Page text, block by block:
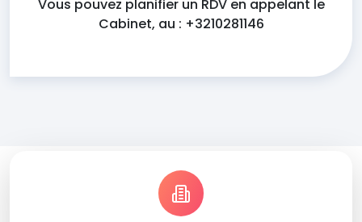
Vous pouvez planifier un RDV en appelant le
Cabinet, au : +3210281146